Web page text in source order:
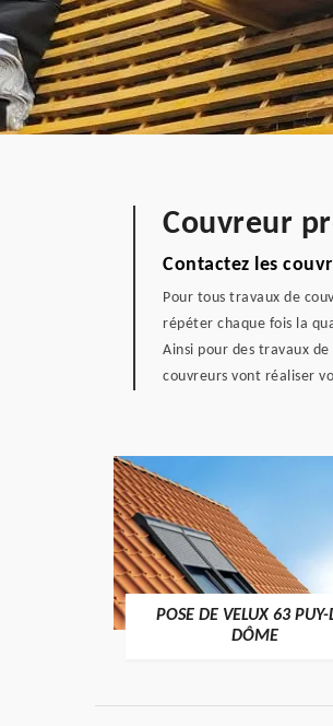
Couvreur
Contactez les
Pour tous travaux de
répéter chaque fois la
Ainsi pour des travaux
couvreurs vont réaliser
POSE DE VELUX 63 PUY-
DÔME